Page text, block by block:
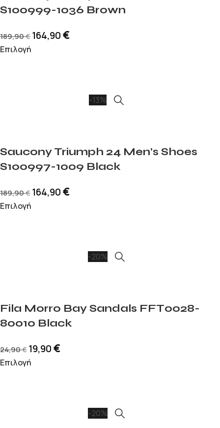
S100999-1036 Brown
189,90€ 164,90€
Επιλογή
-13%
Saucony Triumph 24 Men’s Shoes
S100997-1009 Black
189,90€ 164,90€
Επιλογή
-20%
Fila Morro Bay Sandals FFT0028-
80010 Black
24,90€ 19,90€
Επιλογή
-20%